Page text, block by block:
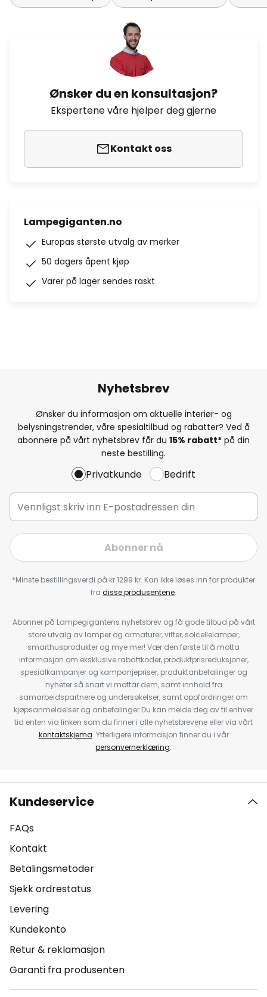
Ønsker du en konsultasjon?
Ekspertene våre hjelper deg gjerne
Kontakt oss
Lampegiganten.no
Europas største utvalg av merker
50 dagers åpent kjøp
Varer på lager sendes raskt
Nyhetsbrev
Ønsker du informasjon om aktuelle interiør- og
belysningstrender, våre spesialtilbud og rabatter? Ved å
abonnere på vårt nyhetsbrev får du 15% rabatt* på din
neste bestilling.
Privatkunde Bedrift
Abonner nå
*Minste bestillingsverdi på kr 1299 kr. Kan ikke løses inn for produkter
fra disse produsentene.
Abonner på Lampegigantens nyhetsbrev og få gode tilbud på vårt
store utvalg av lamper og armaturer, vifter, solcellelamper,
smarthusprodukter og mye mer! Vær den første til å motta
informasjon om eksklusive rabattkoder, produktprisreduksjoner,
spesialkampanjer og kampanjepriser, produktanbefalinger og
nyheter så snart vi mottar dem, samt innhold fra
samarbeidspartnere og undersøkelser, samt oppfordringer om
kjøpsanmeldelser og anbefalinger.Du kan melde deg av til enhver
tid enten via linken som du finner i alle nyhetsbrevene eller via vårt
kontaktskjema. Ytterligere informasjon finner du i vår
personvernerklæring.
Kundeservice
FAQs
Kontakt
Betalingsmetoder
Sjekk ordrestatus
Levering
Kundekonto
Retur & reklamasjon
Garanti fra produsenten